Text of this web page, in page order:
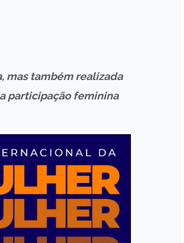
mas também realizada
participação feminina